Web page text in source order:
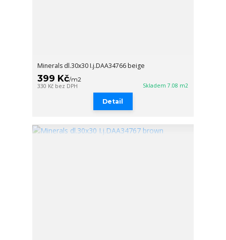
Minerals dl.30x30 I.j.DAA34766 beige
399 Kč/m2
330 Kč bez DPH Skladem 7.08 m2
Detail